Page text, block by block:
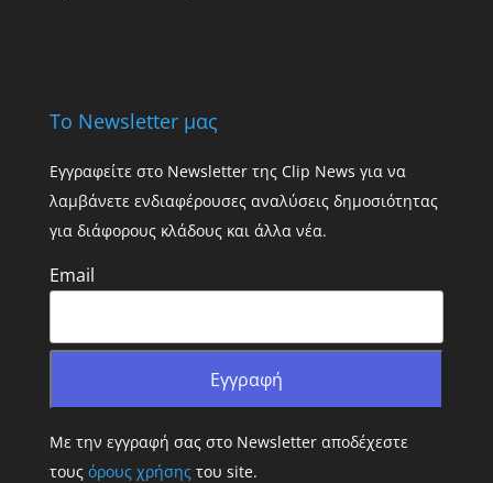
Το Newsletter μας
Εγγραφείτε στο Newsletter της Clip News για να
λαμβάνετε ενδιαφέρουσες αναλύσεις δημοσιότητας
για διάφορους κλάδους και άλλα νέα.
Email
Με την εγγραφή σας στο Newsletter αποδέχεστε
τους όρους χρήσηςτου site.